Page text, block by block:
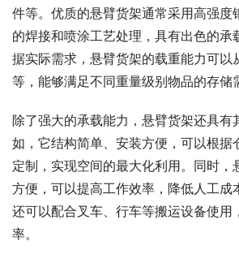
件等。优质的悬臂货架通常采用高强度
的焊接和喷涂工艺处理，具有出色的承
据实际需求，悬臂货架的载重能力可以
等，能够满足不同重量级别物品的存储
除了强大的承载能力，悬臂货架还具有
如，它结构简单、安装方便，可以根据
定制，实现空间的最大化利用。同时，
方便，可以提高工作效率，降低人工成
还可以配合叉车、行车等搬运设备使用
率。